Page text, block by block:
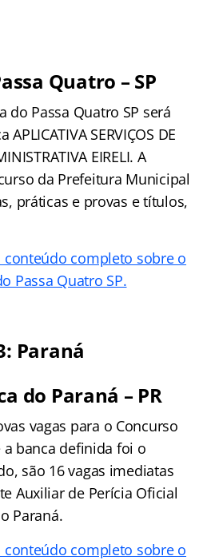
Quatro – SP
do Passa Quatro SP será
SERVIÇOS DE
EIRELI. A
da Prefeitura Municipal
práticas e provas e títulos,
conteúdo completo sobre o
Passa Quatro SP.
Paraná
do Paraná – PR
vagas para o Concurso
a banca definida foi o
são 16 vagas imediatas
Auxiliar de Perícia Oficial
Paraná.
conteúdo completo sobre o